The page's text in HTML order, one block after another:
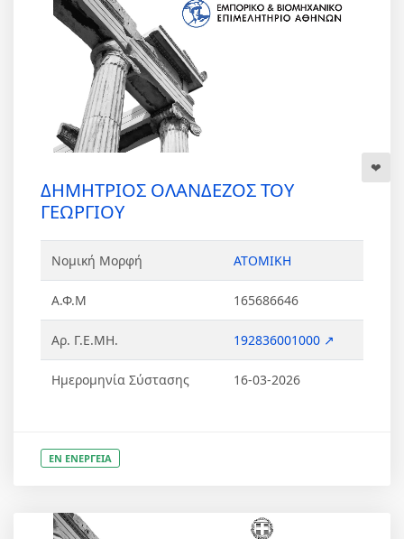
ΔΗΜΗΤΡΙΟΣ ΟΛΑΝΔΕΖΟΣ ΤΟΥ
ΓΕΩΡΓΙΟΥ
Νομική Μορφή ΑΤΟΜΙΚΗ
Α.Φ.Μ 165686646
Αρ. Γ.Ε.ΜΗ. 192836001000 ↗
Ημερομηνία Σύστασης 16-03-2026
ΕΝ ΕΝΕΡΓΕΙΑ